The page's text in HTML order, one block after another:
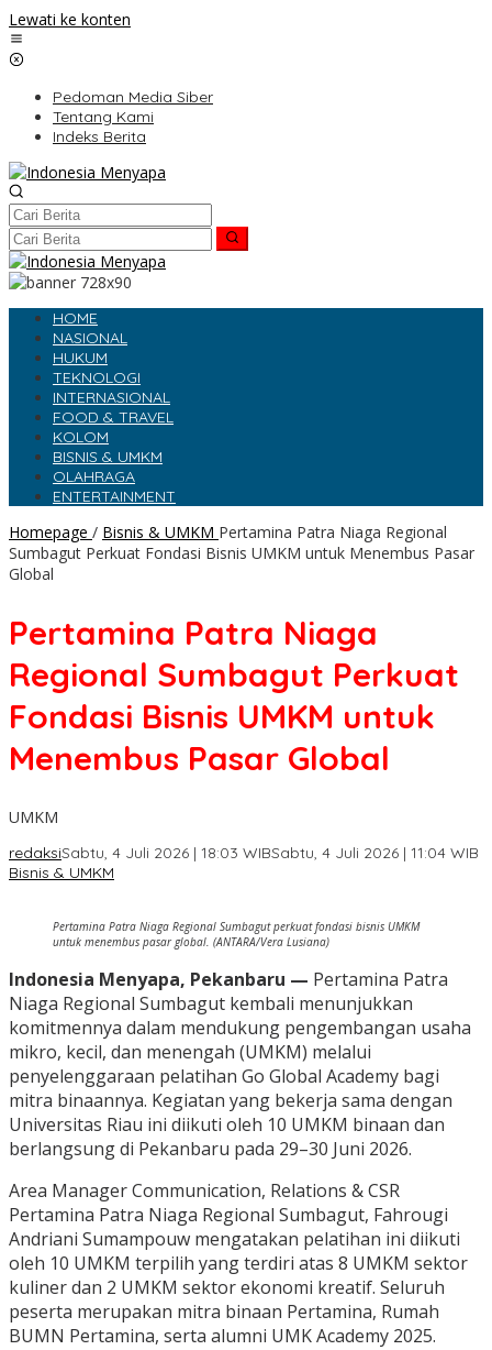
Lewati ke konten
Pedoman Media Siber
Tentang Kami
Indeks Berita
HOME
NASIONAL
HUKUM
TEKNOLOGI
INTERNASIONAL
FOOD & TRAVEL
KOLOM
BISNIS & UMKM
OLAHRAGA
ENTERTAINMENT
Homepage / Bisnis & UMKM Pertamina Patra Niaga Regional
Sumbagut Perkuat Fondasi Bisnis UMKM untuk Menembus Pasar
Global
Pertamina Patra Niaga
Regional Sumbagut Perkuat
Fondasi Bisnis UMKM untuk
Menembus Pasar Global
UMKM
redaksiSabtu, 4 Juli 2026 | 18:03 WIBSabtu, 4 Juli 2026 | 11:04 WIB
Bisnis & UMKM
Pertamina Patra Niaga Regional Sumbagut perkuat fondasi bisnis UMKM
untuk menembus pasar global. (ANTARA/Vera Lusiana)
Indonesia Menyapa, Pekanbaru — Pertamina Patra
Niaga Regional Sumbagut kembali menunjukkan
komitmennya dalam mendukung pengembangan usaha
mikro, kecil, dan menengah (UMKM) melalui
penyelenggaraan pelatihan Go Global Academy bagi
mitra binaannya. Kegiatan yang bekerja sama dengan
Universitas Riau ini diikuti oleh 10 UMKM binaan dan
berlangsung di Pekanbaru pada 29–30 Juni 2026.
Area Manager Communication, Relations & CSR
Pertamina Patra Niaga Regional Sumbagut, Fahrougi
Andriani Sumampouw mengatakan pelatihan ini diikuti
oleh 10 UMKM terpilih yang terdiri atas 8 UMKM sektor
kuliner dan 2 UMKM sektor ekonomi kreatif. Seluruh
peserta merupakan mitra binaan Pertamina, Rumah
BUMN Pertamina, serta alumni UMK Academy 2025.